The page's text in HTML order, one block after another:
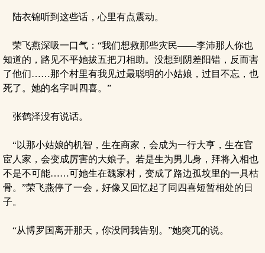
陆衣锦听到这些话，心里有点震动。
荣飞燕深吸一口气：“我们想救那些灾民——李沛那人你也
知道的，路见不平她拔五把刀相助。没想到阴差阳错，反而害
了他们……那个村里有我见过最聪明的小姑娘，过目不忘，也
死了。她的名字叫四喜。”
张鹤泽没有说话。
“以那小姑娘的机智，生在商家，会成为一行大亨，生在官
宦人家，会变成厉害的大娘子。若是生为男儿身，拜将入相也
不是不可能……可她生在魏家村，变成了路边孤坟里的一具枯
骨。”荣飞燕停了一会，好像又回忆起了同四喜短暂相处的日
子。
“从博罗国离开那天，你没同我告别。”她突兀的说。